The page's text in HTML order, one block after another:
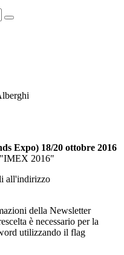
Expo) 18/20 ottobre 2016
2016"
all'indirizzo
della Newsletter
è necessario per la
utilizzando il flag